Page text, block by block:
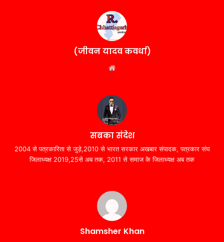
(जीवन यादव कवर्धा)
सबका संदेश
2004 से पत्रकारिता से जुड़े,2010 से भारत सरकार अखबार संपादक, पत्रकार संघ
जिलाध्यक्ष 2019,25से अब तक, 2011 से समाज के जिलाध्यक्ष अब तक
Shamsher Khan